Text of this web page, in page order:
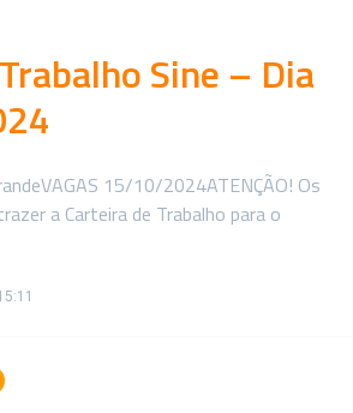
Sine – Dia
15/10/2024ATENÇÃO! Os
a Carteira de Trabalho para o